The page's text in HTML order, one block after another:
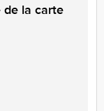
de la carte